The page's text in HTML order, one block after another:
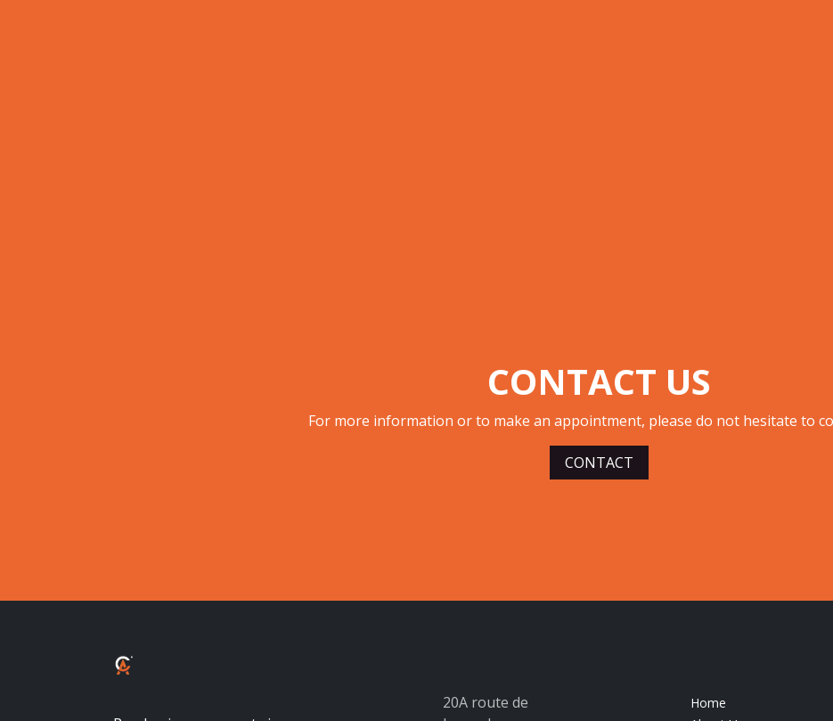
CONTACT US
For more information or to make an appointment, please do not hesitate to
CONTACT
20A route de
Home